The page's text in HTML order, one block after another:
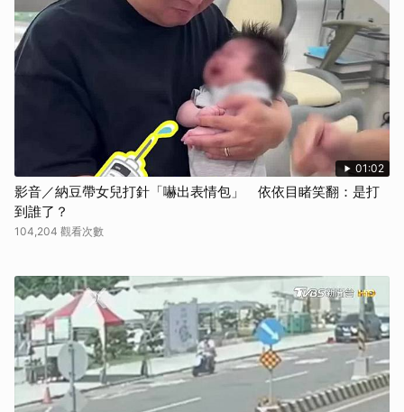
01:02
影音／納豆帶女兒打針「嚇出表情包」 依依目睹笑翻：是打
到誰了？
104,204 觀看次數